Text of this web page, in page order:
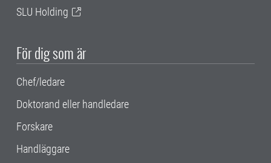
SLU Holding
För dig som är
Chef/ledare
Doktorand eller handledare
Forskare
Handläggare